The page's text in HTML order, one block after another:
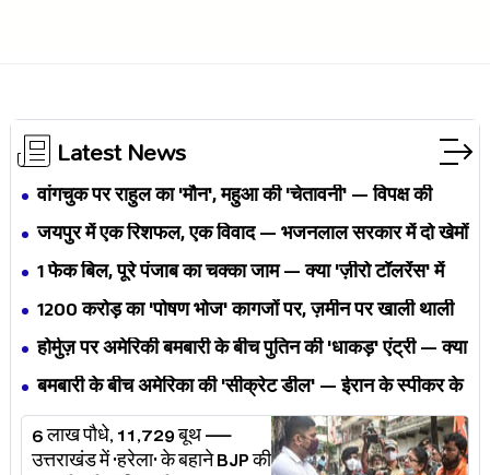
Latest News
वांगचुक पर राहुल का 'मौन', महुआ की 'चेतावनी' — विपक्ष की
एकता BJP का नैरेटिव बदलने से पहले बिखर रही है?
जयपुर में एक रिशफल, एक विवाद — भजनलाल सरकार में दो खेमों
की जंग अब छुपेगी कैसे?
1 फेक बिल, पूरे पंजाब का चक्का जाम — क्या 'ज़ीरो टॉलरेंस' में
अपनी ही यूनियनों से घिर गए भगवंत मान?
₹1200 करोड़ का 'पोषण भोज' कागजों पर, ज़मीन पर खाली थाली
— MP के बच्चों का निवाला कौन निगल रहा है?
होर्मुज़ पर अमेरिकी बमबारी के बीच पुतिन की 'धाकड़' एंट्री — क्या
ट्रंप-ईरान की जंग अब महायुद्ध बनेगी?
बमबारी के बीच अमेरिका की 'सीक्रेट डील' — ईरान के स्पीकर के
खुलासे ने असली खेल बेनक़ाब किया?
6 लाख पौधे, 11,729 बूथ —
उत्तराखंड में 'हरेला' के बहाने BJP की